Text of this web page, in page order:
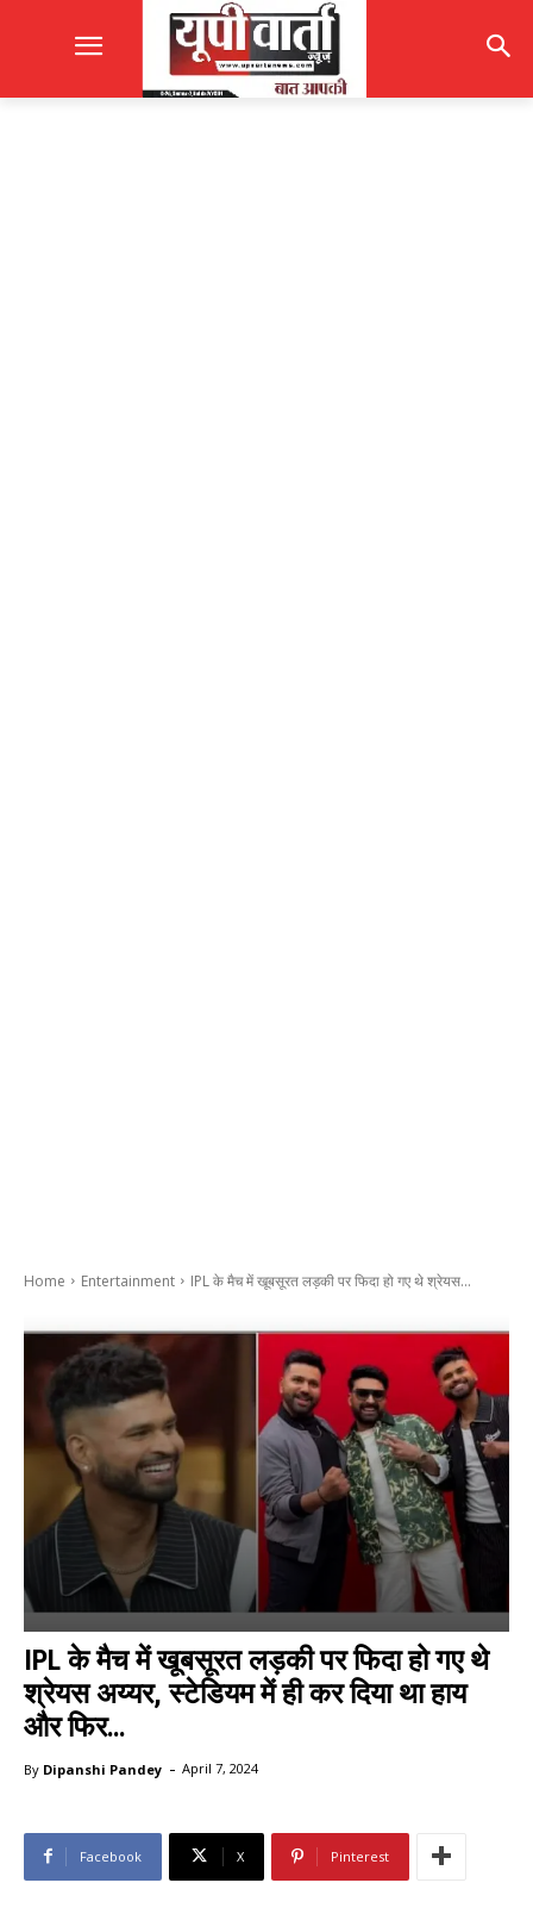
Home Entertainment IPL के मैच में खूबसूरत लड़की पर फिदा हो गए थे श्रेयस...
IPL के मैच में खूबसूरत लड़की पर फिदा हो गए थे
श्रेयस अय्यर, स्टेडियम में ही कर दिया था हाय
और फिर…
By Dipanshi Pandey - April 7, 2024
Facebook X Pinterest